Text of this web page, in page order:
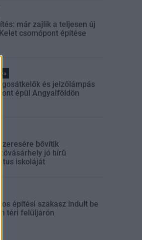
már zajlik a teljesen új
csomópont építése
és jelzőlámpás
épül Angyalföldön
bővítik
jó hírű
iskoláját
építési szakasz indult be
téri felüljárón